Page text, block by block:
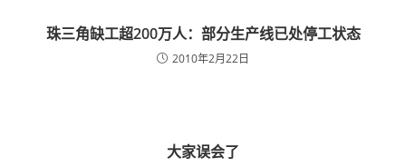
珠三角缺工超200万人：部分生产线已处停工状态
2010年2月22日
大家误会了